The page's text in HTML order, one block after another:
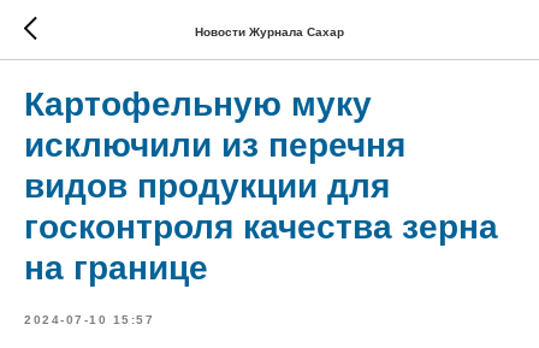
Новости Журнала Сахар
Картофельную муку
исключили из перечня
видов продукции для
госконтроля качества зерна
на границе
2024-07-10 15:57